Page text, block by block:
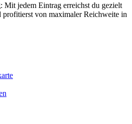
jedem Eintrag erreichst du gezielt
profitierst von maximaler Reichweite in